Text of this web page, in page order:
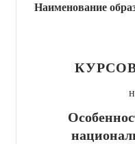
Наименование